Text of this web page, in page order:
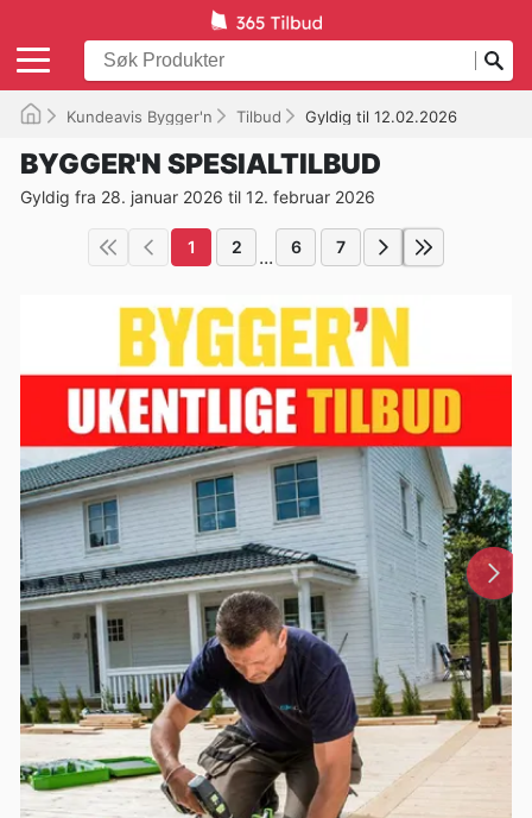
Kundeavis Bygger'n Tilbud Gyldig til 12.02.2026
BYGGER'N SPESIALTILBUD
Gyldig fra 28. januar 2026 til 12. februar 2026
1 2 ... 6 7